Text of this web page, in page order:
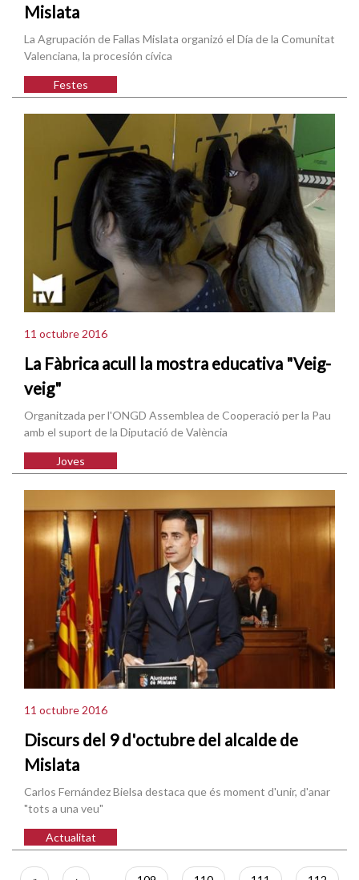
Mislata
La Agrupación de Fallas Mislata organizó el Día de la Comunitat
Valenciana, la procesión cívica
Festes
11 octubre 2016
La Fàbrica acull la mostra educativa "Veig-
veig"
Organitzada per l'ONGD Assemblea de Cooperació per la Pau
amb el suport de la Diputació de València
Joves
11 octubre 2016
Discurs del 9 d'octubre del alcalde de
Mislata
Carlos Fernández Bielsa destaca que és moment d'unir, d'anar
"tots a una veu"
Actualitat
Paginació